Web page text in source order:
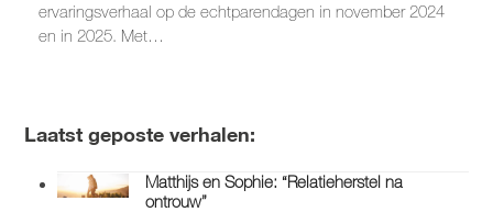
ervaringsverhaal op de echtparendagen in november 2024
en in 2025. Met…
Laatst geposte verhalen:
Matthijs en Sophie: “Relatieherstel na
ontrouw”